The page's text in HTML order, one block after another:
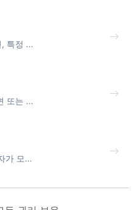
특정 ...
또는 ...
가 모...